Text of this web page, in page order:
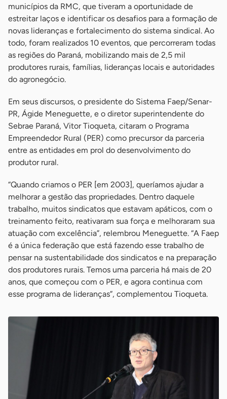
municípios da RMC, que tiveram a oportunidade de
estreitar laços e identificar os desafios para a formação de
novas lideranças e fortalecimento do sistema sindical. Ao
todo, foram realizados 10 eventos, que percorreram todas
as regiões do Paraná, mobilizando mais de 2,5 mil
produtores rurais, famílias, lideranças locais e autoridades
do agronegócio.
Em seus discursos, o presidente do Sistema Faep/Senar-
PR, Ágide Meneguette, e o diretor superintendente do
Sebrae Paraná, Vitor Tioqueta, citaram o Programa
Empreendedor Rural (PER) como precursor da parceria
entre as entidades em prol do desenvolvimento do
produtor rural.
“Quando criamos o PER [em 2003], queríamos ajudar a
melhorar a gestão das propriedades. Dentro daquele
trabalho, muitos sindicatos que estavam apáticos, com o
treinamento feito, reativaram sua força e melhoraram sua
atuação com excelência”, relembrou Meneguette. “A Faep
é a única federação que está fazendo esse trabalho de
pensar na sustentabilidade dos sindicatos e na preparação
dos produtores rurais. Temos uma parceria há mais de 20
anos, que começou com o PER, e agora continua com
esse programa de lideranças”, complementou Tioqueta.